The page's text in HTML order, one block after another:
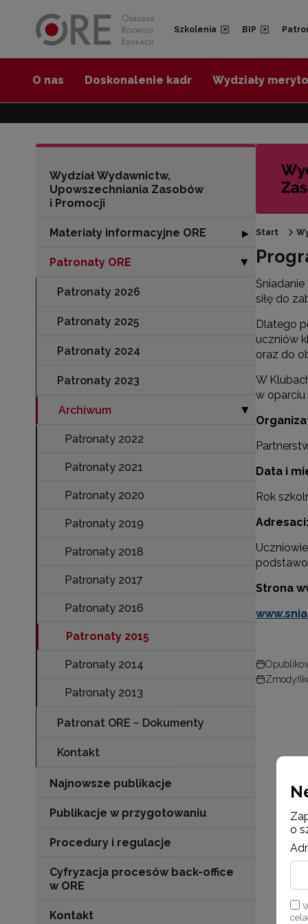
Szkolenia BIP
O nas Doskonalenie kadr Wydziały
Wydział Wydawnictw,
Upowszechniania Zasobów
i Promocji
Materiały informacyjne ORE Rozwiń sekcję
▶
Patronaty ORE Zwiń sekcję
▶
Patronaty 2026
Patronaty 2025
Patronaty 2024
Patronaty 2023
Archiwum Zwiń sekcję
▶
Patronaty 2022
Patronaty 2021
Patronaty 2020
Patronaty 2019
Patronaty 2018
Patronaty 2017
Patronaty 2016
Patronaty 2015
Patronaty 2014
Patronaty 2013
Patronat ORE − Dokumenty
Kontakt
Najnowsze publikacje
Publikacje w przygotowaniu
Procedury i regulacje
Cyfryzacja procesów back-office
w ORE
Kontakt
Start
siłę do
Dlatego
uczniów
oraz do
W
w oparciu
Data i
Rok
Adresaci:
Strona
o